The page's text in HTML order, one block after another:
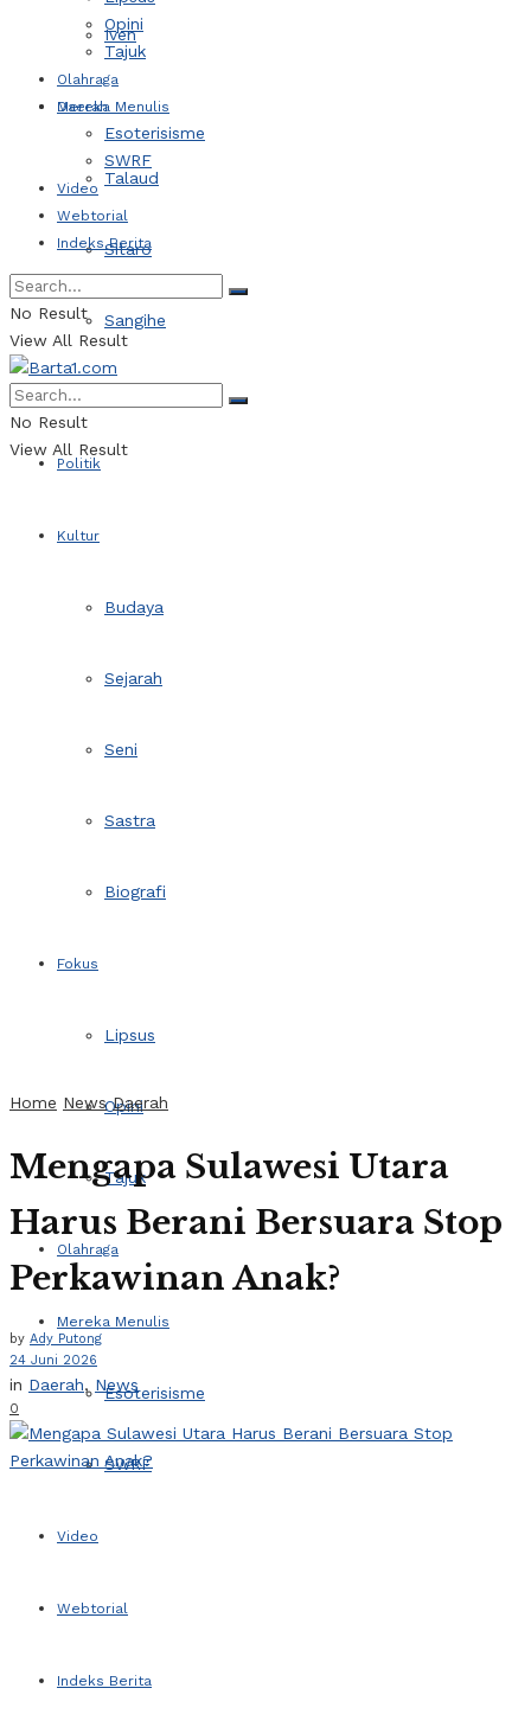
Iven
Daerah
Talaud
Sitaro
Sangihe
Politik
Kultur
Budaya
Sejarah
Seni
Sastra
Biografi
Fokus
Lipsus
Opini
Tajuk
Olahraga
Mereka Menulis
Esoterisisme
SWRF
Video
Webtorial
Indeks Berita
Opini
Tajuk
Olahraga
Mereka Menulis
Esoterisisme
SWRF
Video
Webtorial
Indeks Berita
No Result
View All Result
No Result
View All Result
Home News Daerah
Mengapa Sulawesi Utara
Harus Berani Bersuara Stop
Perkawinan Anak?
by Ady Putong
24 Juni 2026
in Daerah, News
0